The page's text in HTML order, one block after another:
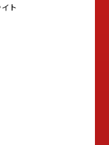
ト